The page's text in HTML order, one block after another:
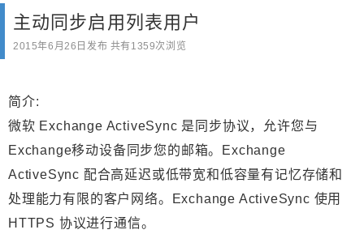
主动同步启用列表用户
2015年6月26日 发布 共有1359次浏览
简介:
微软 Exchange ActiveSync 是同步协议，允许您与
Exchange移动设备同步您的邮箱。Exchange
ActiveSync 配合高延迟或低带宽和低容量有记忆存储和
处理能力有限的客户网络。Exchange ActiveSync 使用
HTTPS 协议进行通信。